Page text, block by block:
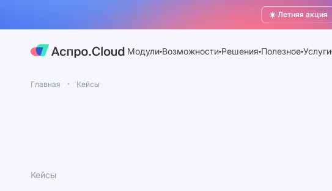
☀️ Летняя акция
Модули Возможности Решения Полезное Услуги
Главная Кейсы
Кейсы